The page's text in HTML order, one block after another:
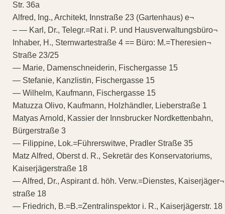
Str. 36a
Alfred, Ing., Architekt, Innstraße 23 (Gartenhaus) e¬
– — Karl, Dr., Telegr.=Rat i. P. und Hausverwaltungsbüro¬
Inhaber, H., Sternwartestraße 4 == Büro: M.=Theresien¬
Straße 23/25
— Marie, Damenschneiderin, Fischergasse 15
— Stefanie, Kanzlistin, Fischergasse 15
— Wilhelm, Kaufmann, Fischergasse 15
Matuzza Olivo, Kaufmann, Holzhändler, Lieberstraße 1
Matyas Arnold, Kassier der Innsbrucker Nordkettenbahn,
Bürgerstraße 3
— Filippine, Lok.=Führerswitwe, Pradler Straße 35
Matz Alfred, Oberst d. R., Sekretär des Konservatoriums,
Kaiserjägerstraße 18
— Alfred, Dr., Aspirant d. höh. Verw.=Dienstes, Kaiserjäger¬
straße 18
— Friedrich, B.=B.=Zentralinspektor i. R., Kaiserjägerstr. 18